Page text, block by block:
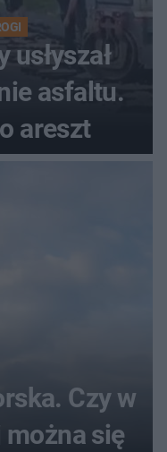
usłyszał
asfaltu.
areszt
Czy w
się